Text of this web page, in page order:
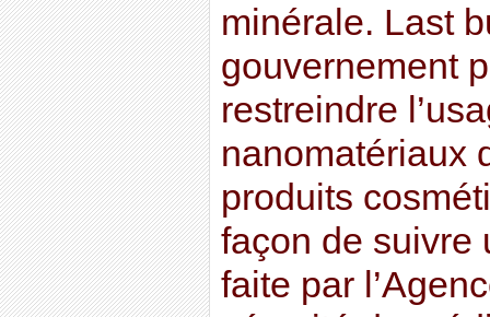
minérale. Last
gouvernement
restreindre
nanomatériaux
produits
façon de suivre
faite par